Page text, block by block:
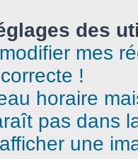
des
mes
!
horaire
pas dans
une